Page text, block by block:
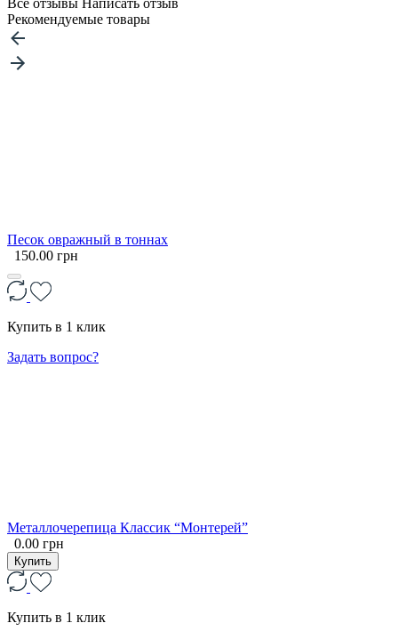
Все отзывы Написать отзыв
Рекомендуемые товары
Песок овражный в тоннах
150.00 грн
Купить в 1 клик
Задать вопрос?
Металлочерепица Классик “Монтерей”
0.00 грн
Купить
Купить в 1 клик